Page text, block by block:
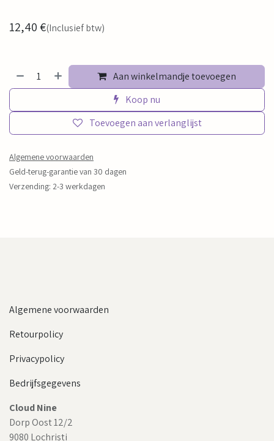
12,40€(Inclusief btw)
Aan winkelmandje toevoegen
Koop nu
Toevoegen aan verlanglijst
Algemene voorwaarden
Geld-terug-garantie van 30 dagen
Verzending: 2-3 werkdagen
Algemene voorwaarden
Retourpolicy
Privacypolicy
Bedrijfsgegevens
Cloud Nine
Dorp Oost 12/2
9080 Lochristi